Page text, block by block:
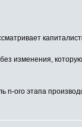
изменения,
n-ого этапа